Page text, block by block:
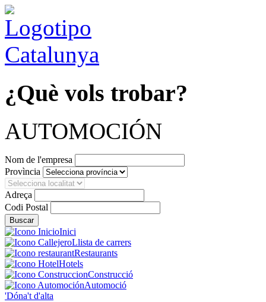
¿Què vols trobar?
AUTOMOCIÓN
Nom de l'empresa
Provìncia
Adreça
Codi Postal
Inici
Llista de carrers
Restaurants
Hotels
Construcció
Automoció
'Dóna't d'alta